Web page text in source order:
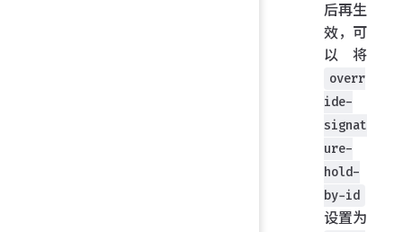
后再生
效，可
以将
overr
ide-
signat
ure-
hold-
by-id
设置为